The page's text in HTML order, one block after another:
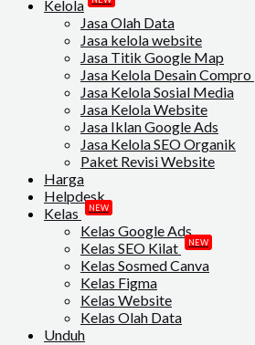
Kelola
Jasa Olah Data
Jasa kelola website
Jasa Titik Google Map
Jasa Kelola Desain Compro
Jasa Kelola Sosial Media
Jasa Kelola Website
Jasa Iklan Google Ads
Jasa Kelola SEO Organik
Paket Revisi Website
Harga
Helpdesk
Kelas
NEW
Kelas Google Ads
Kelas SEO Kilat
NEW
Kelas Sosmed Canva
Kelas Figma
Kelas Website
Kelas Olah Data
Unduh